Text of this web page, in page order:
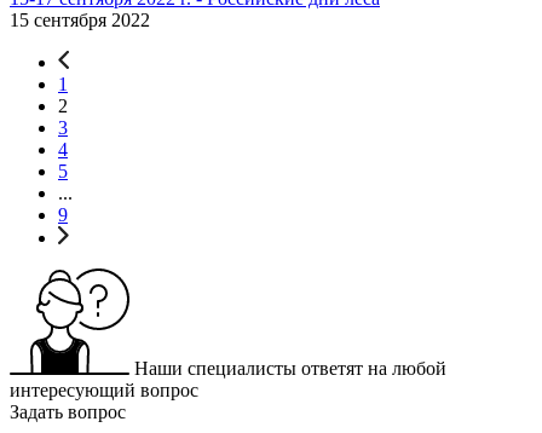
15 сентября 2022
1
2
3
4
5
...
9
Наши специалисты ответят на любой
интересующий вопрос
Задать вопрос